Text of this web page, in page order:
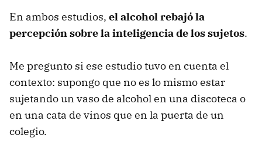
En ambos estudios, el alcohol rebajó la
percepción sobre la inteligencia de los sujetos.
Me pregunto si ese estudio tuvo en cuenta el
contexto: supongo que no es lo mismo estar
sujetando un vaso de alcohol en una discoteca o
en una cata de vinos que en la puerta de un
colegio.